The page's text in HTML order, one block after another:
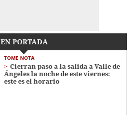
EN PORTADA
TOME NOTA
Cierran paso a la salida a Valle de
Ángeles la noche de este viernes:
este es el horario